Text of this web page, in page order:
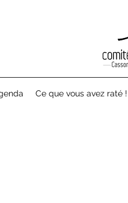
Ce que vous avez raté !